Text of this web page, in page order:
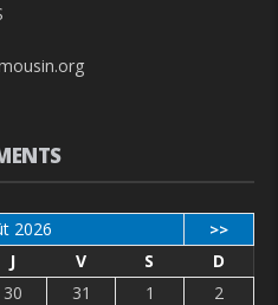
2026 >>
J V S
D
30 31 1
2